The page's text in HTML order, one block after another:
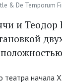
& De Temporum
и
начала